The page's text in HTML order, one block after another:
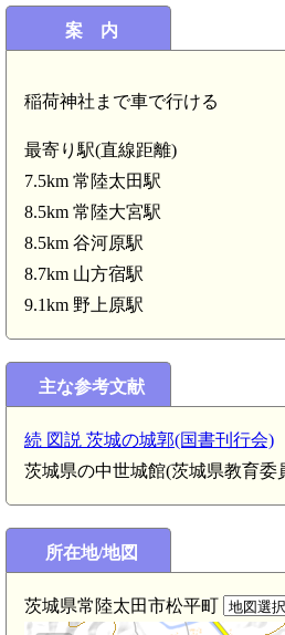
案 内
稲荷神社まで車で行ける
最寄り駅(直線距離)
7.5km 常陸太田駅
8.5km 常陸大宮駅
8.5km 谷河原駅
8.7km 山方宿駅
9.1km 野上原駅
主な参考文献
続 図説 茨城の城郭(国書刊行会)
茨城県の中世城館(茨城県教育委
所在地/地図
茨城県常陸太田市松平町
常陸 町田城(3.4km)
西染城(4.3km)
常陸 曽目城(4.9km)